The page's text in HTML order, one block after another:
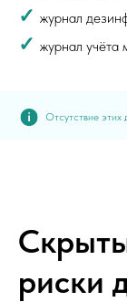
✓ журнал
✓ журнал учёта
Отсутствие этих
риски